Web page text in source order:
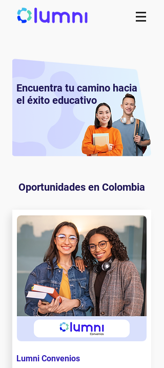
Encuentra tu camino hacia
el éxito educativo
Oportunidades en Colombia
Lumni Convenios